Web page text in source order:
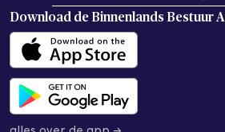
Download de Binnenlands Bestuur